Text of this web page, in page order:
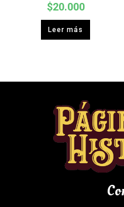
$20.000
Leer más